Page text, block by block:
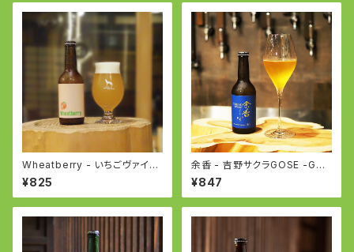
Wheatberry - いちごヴァイツ
ェン -WEIZEN with Strawbe
rry
¥825
余香 - 吉野サクラGOSE -Gos
e with SAKURA
¥847